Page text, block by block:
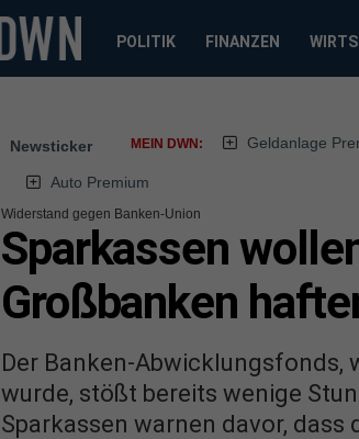
POLITIK FINANZEN
Newsticker MEIN DWN: Geldanlage
Auto Premium
Widerstand gegen Banken-Union
Sparkassen
Großbanken
Der Banken-Abwicklungsfonds,
wurde, stößt bereits wenige
Sparkassen warnen davor, dass